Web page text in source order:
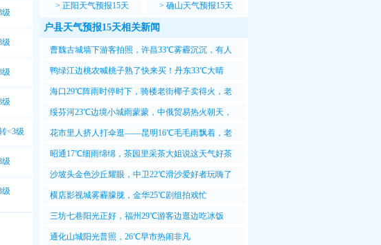
级
级
级
级
<3级
级
级
> 正阳天气预报15天 > 确山天气预报15天
户县天气预报15天相关新闻
曹魏古城墙下游客拍照，许昌33℃雾霾沉沉，有人
嘀咕这天拍照不清晰
鸭绿江边桃农喊桃子熟了快来买！丹东33℃大晴
天，游客边吃边拍照
海口29℃阵雨时停时下，骑楼老街椰子卖得火，老
板说今天能卖两百个
绥芬河23℃边境小城雨蒙蒙，中俄贸易热火朝天，
货车上装卸工人忙得团团转
花市里人挤人打伞逛——昆明16℃毛毛雨飘着，老
板喊便宜了快来买
昭通17℃细雨绵绵，茶园里采茶大姐说这天气好茶
叶嫩，今天能卖好价钱
沙坡头金色沙丘耀眼，中卫22℃滑沙爱好者玩嗨了
横店影视城雾霾朦胧，金华25℃剧组拍戏忙
三坊七巷阳光正好，福州29℃游客边逛边吃冰饭
通化山城阳光普照，26℃早市热闹非凡